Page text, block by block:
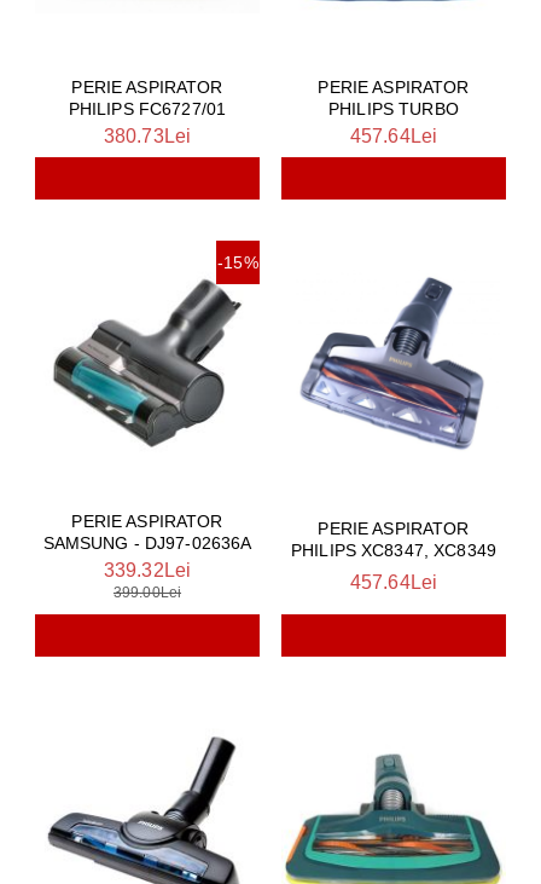
PERIE ASPIRATOR
PHILIPS FC6727/01
380.73Lei
PERIE ASPIRATOR
PHILIPS TURBO
457.64Lei
-15%
PERIE ASPIRATOR
SAMSUNG - DJ97-02636A
339.32Lei
399.00Lei
PERIE ASPIRATOR
PHILIPS XC8347, XC8349
457.64Lei